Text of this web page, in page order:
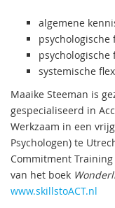
algemene
systemische
Maaike Steeman is
gespecialiseerd in
Werkzaam in een
Psychologen) te
Commitment
van het boek
www.skillstoACT.nl